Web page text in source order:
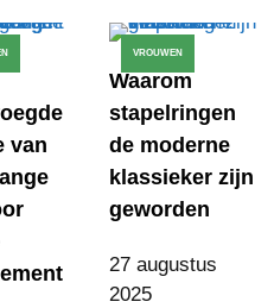
van
VROUWEN
Waarom
stapelringen
de moderne
klassieker zijn
geworden
27 augustus
2025